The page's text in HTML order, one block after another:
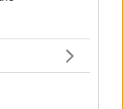
αυτοί που σε